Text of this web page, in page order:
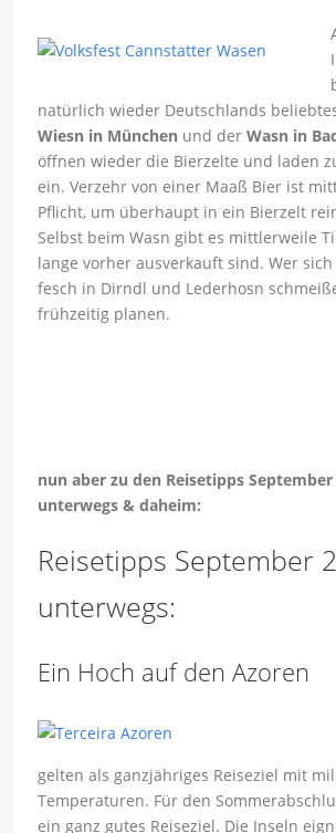
natürlich wieder Deutschlands
Wiesn in München und derWasn in
öffnen wieder die Bierzelte und laden
ein. Verzehr von einer Maaß Bier ist
Pflicht, um überhaupt in ein Bierzelt
Selbst beim Wasn gibt es mittlerweile
lange vorher ausverkauft sind. Wer
fesch in Dirndl und Lederhosn
frühzeitig planen.
nun aber zu den Reisetipps
unterwegs & daheim:
Reisetipps September
unterwegs:
Ein Hoch auf den Azoren
gelten als ganzjähriges Reiseziel mit
Temperaturen. Für den
ein ganz gutes Reiseziel. Die Inseln